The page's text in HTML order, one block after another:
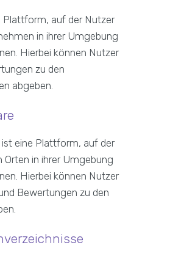
Plattform, auf der Nutzer
in ihrer Umgebung
Hierbei können Nutzer
zu den
abgeben.
ist eine Plattform, auf der
Orten in ihrer Umgebung
Hierbei können Nutzer
Bewertungen zu den